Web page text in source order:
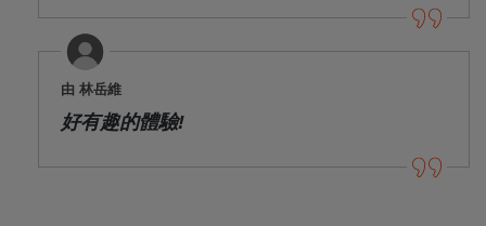
由 林岳維
好有趣的體驗!